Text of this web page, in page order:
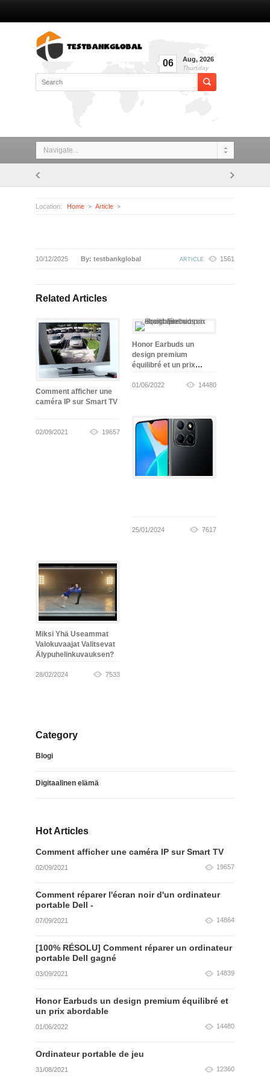
06 Aug, 2026
Thursday
Navigate...
Location: Home Article
10/12/2025 By: testbankglobal ARTICLE 1561
Related Articles
Comment afficher une
caméra IP sur Smart TV
02/09/2021 19657
Honor Earbuds un
design premium
équilibré et un prix
01/06/2022 14480
25/01/2024 7617
Miksi Yhä Useammat
Valokuvaajat Valitsevat
Älypuhelinkuvauksen?
28/02/2024 7533
Category
Blogi
Digitaalinen elämä
Hot Articles
Comment afficher une caméra IP sur Smart TV
02/09/2021 19657
Comment réparer l'écran noir d'un ordinateur
portable Dell -
07/09/2021 14864
[100% RÉSOLU] Comment réparer un ordinateur
portable Dell gagné
03/09/2021 14839
Honor Earbuds un design premium équilibré et
un prix abordable
01/06/2022 14480
Ordinateur portable de jeu
31/08/2021 12360